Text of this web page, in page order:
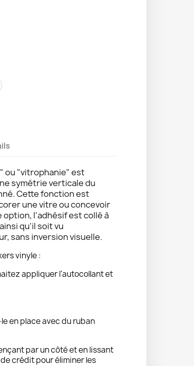
ou "vitrophanie" est
symétrie verticale du
Cette fonction est
une vitre ou concevoir
option, l'adhésif est collé à
qu'il soit vu
sans inversion visuelle.
vinyle :
appliquer l'autocollant et
en place avec du ruban
par un côté et en lissant
crédit pour éliminer les